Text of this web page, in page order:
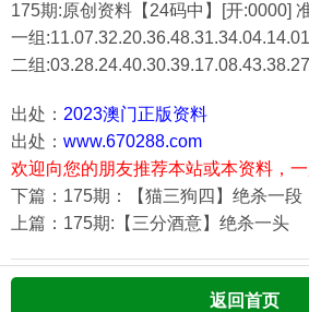
175期:原创资料【24码中】[开:0000]
一组
二组:
出处： 2023澳门正版资料
出处： www.670288.com
欢迎向您的朋友推荐本站或本资料，一
下篇：175期：【猫三狗四】绝杀一段
上篇：175期:【三分酒意】绝杀一头
返回首页